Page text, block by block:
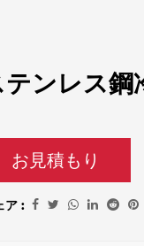
テンレス鋼
お見積もり
ア :